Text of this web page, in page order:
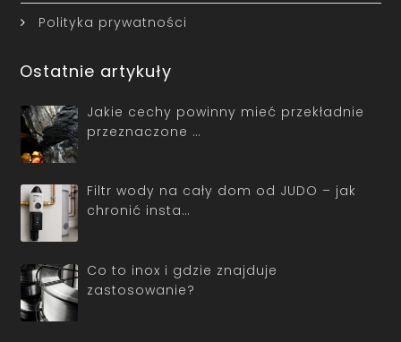
Polityka prywatności
Ostatnie artykuły
Jakie cechy powinny mieć przekładnie
przeznaczone …
Filtr wody na cały dom od JUDO – jak
chronić insta…
Co to inox i gdzie znajduje
zastosowanie?